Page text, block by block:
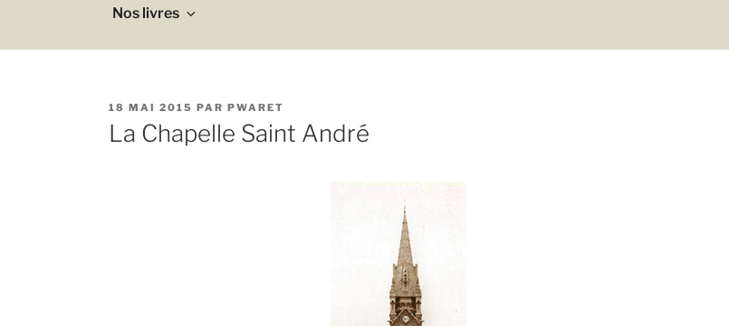
Nos livres
PUBLIÉ
LE
18 MAI 2015 PAR PWARET
La Chapelle Saint André